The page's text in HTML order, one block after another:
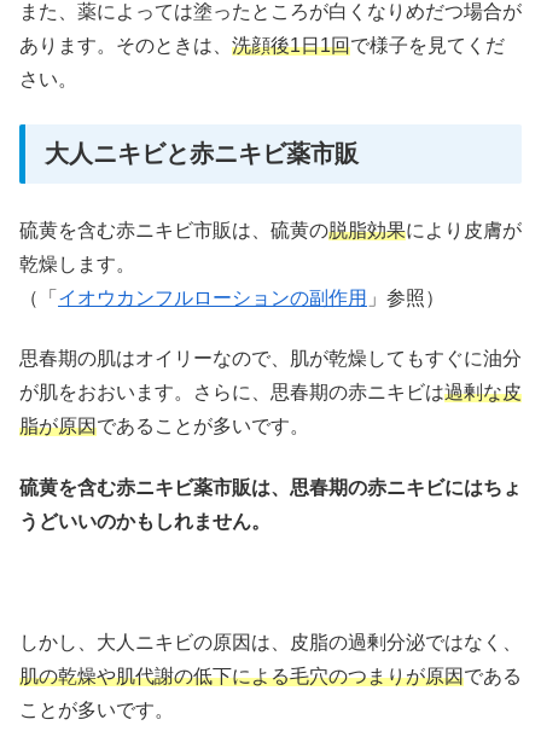
また、薬によっては塗ったところが白くなりめだつ場合が
あります。そのときは、 洗顔後1日1回で様子を見てくだ
さい。
大人ニキビと赤ニキビ薬市販
硫黄を含む赤ニキビ市販は、硫黄の脱脂効果により皮膚が
乾燥します。
（「 イオウカンフルローションの副作用 」参照）
思春期の肌はオイリーなので、肌が乾燥してもすぐに油分
が肌をおおいます。さらに、思春期の赤ニキビは過剰な皮
脂が原因であることが多いです。
硫黄を含む赤ニキビ薬市販は、思春期の赤ニキビにはちょ
うどいいのかもしれません。
しかし、大人ニキビの原因は、皮脂の過剰分泌ではなく、
肌の乾燥や肌代謝の低下による毛穴のつまりが原因である
ことが多いです。